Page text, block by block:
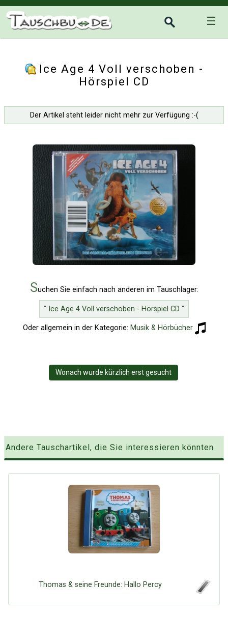
☰
Ice Age 4 Voll verschoben -
Hörspiel CD
Der Artikel steht leider nicht mehr zur Verfügung :-(
Suchen Sie einfach nach anderen im Tauschlager:
" Ice Age 4 Voll verschoben - Hörspiel CD "
Oder allgemein in der Kategorie: Musik & Hörbücher
Wonach wurde kürzlich erst gesucht
Andere Tauschartikel, die Sie interessieren könnten
Thomas & seine Freunde: Hallo Percy